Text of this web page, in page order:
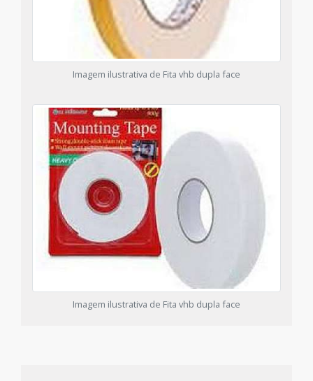
Imagem ilustrativa de Fita vhb dupla face
Imagem ilustrativa de Fita vhb dupla face